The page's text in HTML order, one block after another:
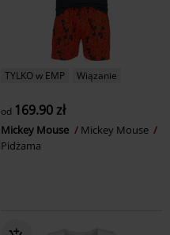
TYLKO w EMP Wiązanie
od 169.90 zł
Mickey Mouse
Mickey Mouse
Pidżama